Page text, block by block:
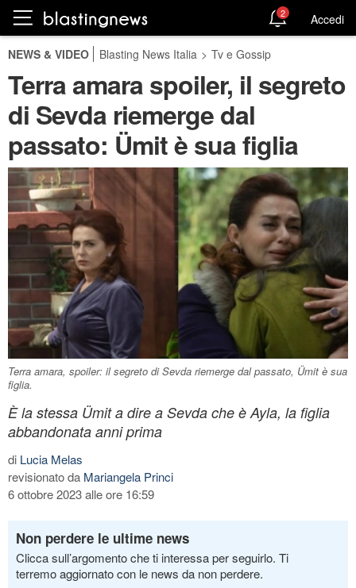
2 Accedi
NEWS & VIDEO Blasting News Italia > Tv e Gossip
Terra amara spoiler, il segreto
di Sevda riemerge dal
passato: Ümit è sua figlia
Terra amara, spoiler: il segreto di Sevda riemerge dal passato, Ümit è sua
figlia.
È la stessa Ümit a dire a Sevda che è Ayla, la figlia
abbandonata anni prima
di Lucia Melas
revisionato da Mariangela Princi
6 ottobre 2023 alle ore 16:59
Non perdere le ultime news
Clicca sull’argomento che ti interessa per seguirlo. Ti
terremo aggiornato con le news da non perdere.